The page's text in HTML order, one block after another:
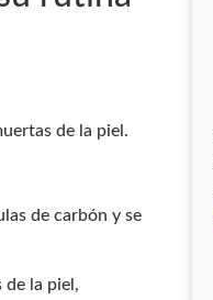
de la piel.
de carbón y se
de la piel,